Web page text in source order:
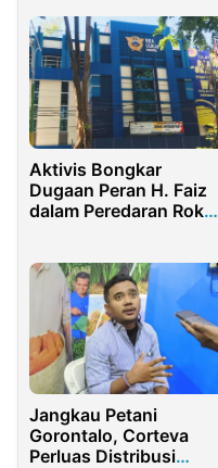
Aktivis Bongkar
Dugaan Peran H. Faiz
dalam Peredaran Rokok
Jangkau Petani
Gorontalo, Corteva
Perluas Distribusi